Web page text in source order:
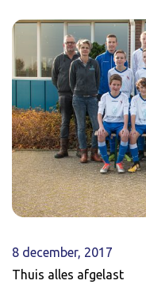
8 december, 2017
Thuis alles afgelast